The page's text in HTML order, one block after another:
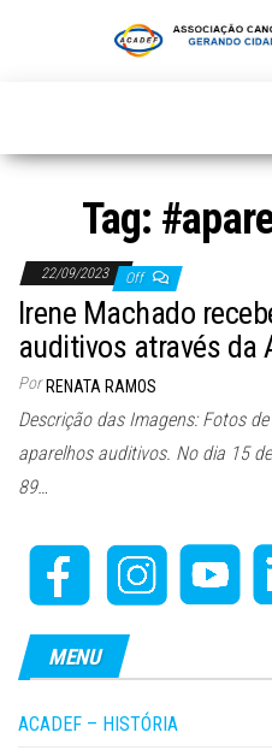
Tag:
22/09/2023 Off
Irene Machado
auditivos através da
Por RENATA RAMOS
Descrição das Imagens: Fotos
aparelhos auditivos. No dia 15
89…
MENU
ACADEF – HISTÓRIA